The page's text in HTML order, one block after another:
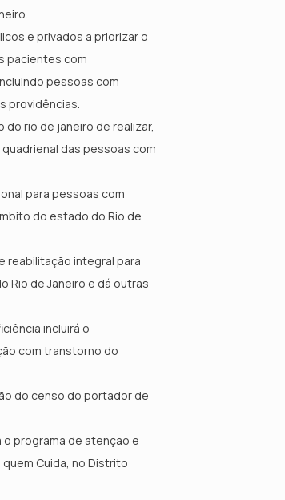
e privados a priorizar o
pacientes com
pessoas com
providências.
rio de janeiro de realizar,
das pessoas com
para pessoas com
do estado do Rio de
reabilitação integral para
Rio de Janeiro e dá outras
incluirá o
com transtorno do
do censo do portador de
programa de atenção e
Cuida, no Distrito